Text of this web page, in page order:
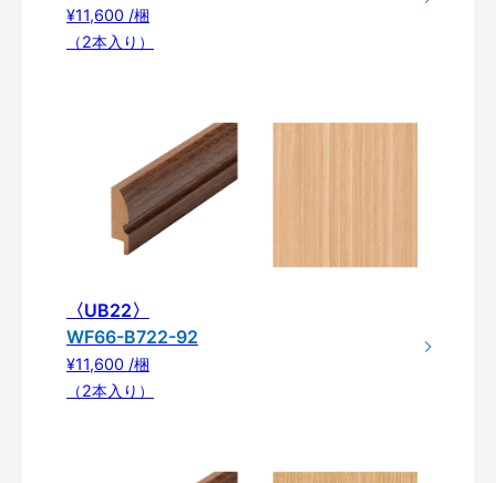
¥11,600 /梱
（2本入り）
〈UB22〉
WF66-B722-92
¥11,600 /梱
（2本入り）